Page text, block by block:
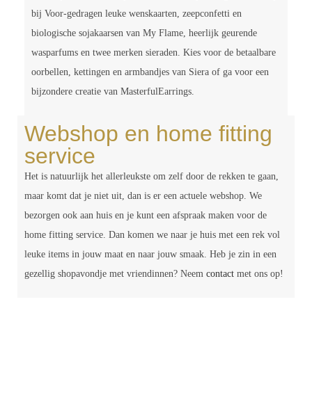
bij Voor-gedragen leuke wenskaarten, zeepconfetti en
biologische sojakaarsen van My Flame, heerlijk geurende
wasparfums en twee merken sieraden. Kies voor de betaalbare
oorbellen, kettingen en armbandjes van Siera of ga voor een
bijzondere creatie van MasterfulEarrings.
Webshop en home fitting
service
Het is natuurlijk het allerleukste om zelf door de rekken te gaan,
maar komt dat je niet uit, dan is er een actuele webshop. We
bezorgen ook aan huis en je kunt een afspraak maken voor de
home fitting service. Dan komen we naar je huis met een rek vol
leuke items in jouw maat en naar jouw smaak. Heb je zin in een
gezellig shopavondje met vriendinnen? Neem contact met ons op!